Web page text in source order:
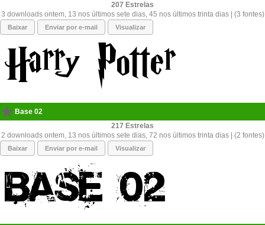
207
3 downloads ontem, 13 nos últimos sete dias, 45 nos últimos trinta dias | (3 fontes)
Baixar Enviar por e-mail Visualizar
Base 02
217
2 downloads ontem, 13 nos últimos sete dias, 72 nos últimos trinta dias | (2 fontes)
Baixar Enviar por e-mail Visualizar